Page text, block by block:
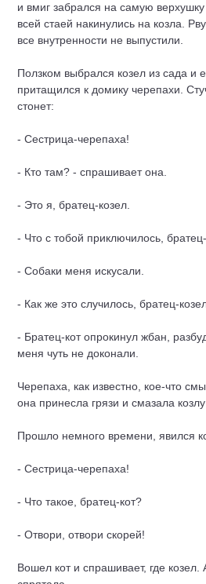
и вмиг забрался на самую
всей стаей накинулись на козла.
все внутренности не выпустили.
Ползком выбрался козел из сада и
притащился к домику черепахи.
стонет:
- Сестрица-черепаха!
- Кто там? - спрашивает она.
- Это я, братец-козел.
- Что с тобой приключилось,
- Собаки меня искусали.
- Как же это случилось, братец-
- Братец-кот опрокинул жбан,
меня чуть не доконали.
Черепаха, как известно, кое-что
она принесла грязи и смазала
Прошло немного времени, явился
- Сестрица-черепаха!
- Что такое, братец-кот?
- Отвори, отвори скорей!
Вошел кот и спрашивает, где козел.